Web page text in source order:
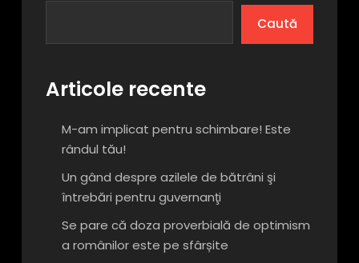
Caută
Articole recente
M-am implicat pentru schimbare! Este
rândul tău!
Un gând despre azilele de bătrâni şi
întrebări pentru guvernanţi
Se pare că doza proverbială de optimism
a românilor este pe sfârșite